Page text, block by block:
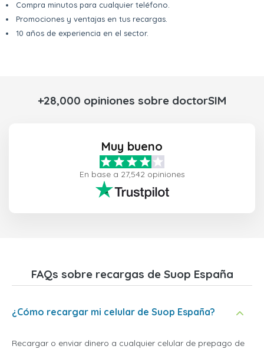
Compra minutos para cualquier teléfono.
Promociones y ventajas en tus recargas.
10 años de experiencia en el sector.
+28,000 opiniones sobre doctorSIM
Muy bueno
En base a 27,542 opiniones
FAQs sobre recargas de Suop España
¿Cómo recargar mi celular de Suop España?
Recargar o enviar dinero a cualquier celular de prepago de